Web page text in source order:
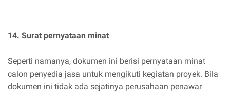
14. Surat pernyataan minat
Seperti namanya, dokumen ini berisi pernyataan minat
calon penyedia jasa untuk mengikuti kegiatan proyek. Bila
dokumen ini tidak ada sejatinya perusahaan penawar